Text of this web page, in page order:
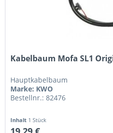
Kabelbaum Mofa SL1
Hauptkabelbaum
Marke: KWO
Bestellnr.: 82476
Inhalt 1 Stück